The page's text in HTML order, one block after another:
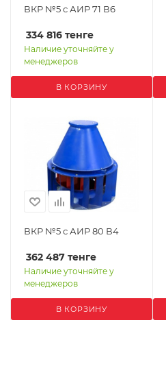
ВКР №5 с АИР 71 В6
334 816 тенге
Наличие уточняйте у
менеджеров
В КОРЗИНУ
ВКР №5 с АИР 80 В4
362 487 тенге
Наличие уточняйте у
менеджеров
В КОРЗИНУ